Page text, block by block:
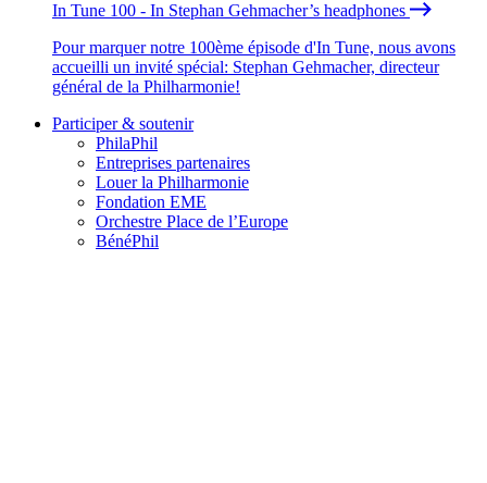
In Tune 100 - In Stephan Gehmacher’s headphones
Pour marquer notre 100ème épisode d'In Tune, nous avons
accueilli un invité spécial: Stephan Gehmacher, directeur
général de la Philharmonie!
Participer & soutenir
PhilaPhil
Entreprises partenaires
Louer la Philharmonie
Fondation EME
Orchestre Place de l’Europe
BénéPhil